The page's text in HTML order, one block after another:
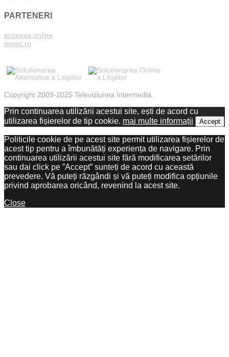
PARTENERI
suceava.online
onrec.ro
Copyright 2009-2025 Televiziunea Intermedia.
Prin continuarea utilizării acestui site, ești de acord cu
utilizarea fișierelor de tip cookie. mai multe informații Accept
Politicile cookie de pe acest site permit utilizarea fișierelor de
acest tip pentru a îmbunătăți experiența de navigare. Prin
continuarea utilizării acestui site fără modificarea setărilor
sau dai click pe ”Accept” sunteți de acord cu această
prevedere. Vă puteți răzgândi și vă puteți modifica opțiunile
privind aprobarea oricând, revenind la acest site.
Close